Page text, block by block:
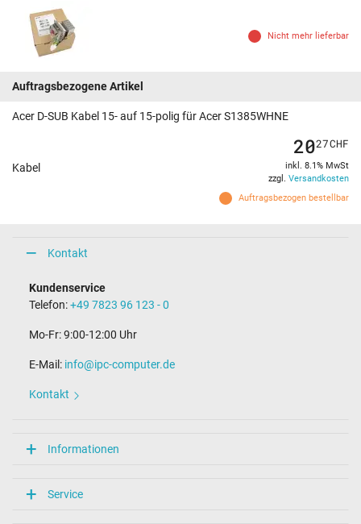
Nicht mehr lieferbar
Auftragsbezogene Artikel
Acer D-SUB Kabel 15- auf 15-polig für Acer S1385WHNE
Kabel
Auftragsbezogen bestellbar
2027CHF
inkl. 8.1% MwSt
zzgl. Versandkosten
Kontakt
Kundenservice
Telefon:+49 7823 96 123 - 0
Mo-Fr: 9:00-12:00 Uhr
E-Mail: info@ipc-computer.de
Kontakt
Informationen
Service